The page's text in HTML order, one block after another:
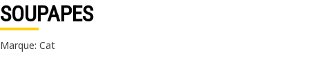
SOUPAPES
Marque: Cat